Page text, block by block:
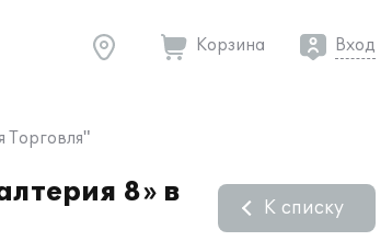
Корзина Вход
Торговля"
8» в
К списку